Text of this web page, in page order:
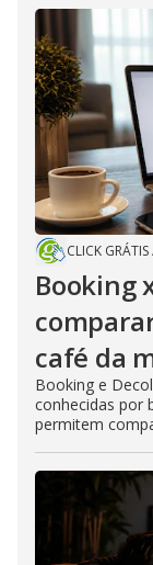
CLICK GRÁTIS
Booking
café da
Booking e
conhecidas por
permitem